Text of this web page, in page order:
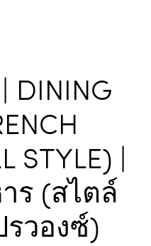
DINING
STYLE) |
ร (สไตล์
รวองซ์)